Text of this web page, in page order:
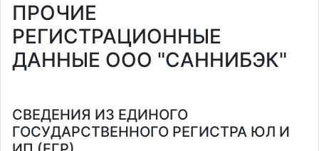
ПРОЧИЕ
РЕГИСТРАЦИОННЫЕ
ДАННЫЕ ООО "САННИБЭК"
СВЕДЕНИЯ ИЗ ЕДИНОГО
ГОСУДАРСТВЕННОГО РЕГИСТРА ЮЛ И